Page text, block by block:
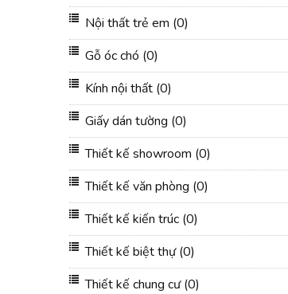
Nội thất trẻ em (0)
Gỗ óc chó (0)
Kính nội thất (0)
Giấy dán tường (0)
Thiết kế showroom (0)
Thiết kế văn phòng (0)
Thiết kế kiến trúc (0)
Thiết kế biệt thự(0)
Thiết kế chung cư(0)